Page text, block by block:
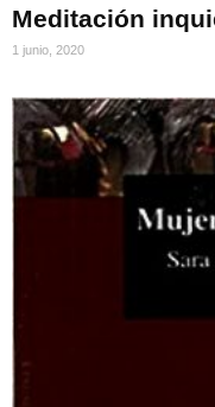
Meditación
1 junio, 2020